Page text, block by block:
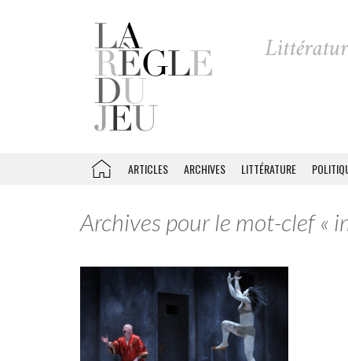
ARTICLES ARCHIVES LITTÉRATURE
Archives pour le mot-clef «